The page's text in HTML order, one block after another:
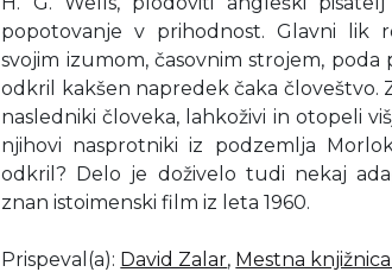
popotovanje v prihodnost. Glavni lik
svojim izumom, časovnim strojem,
odkril kakšen napredek čaka človeštvo.
nasledniki človeka, lahkoživi in otopeli
njihovi nasprotniki iz podzemlja
odkril? Delo je doživelo tudi nekaj
znan istoimenski film iz leta 1960.
Prispeval(a): David Zalar, Mestna